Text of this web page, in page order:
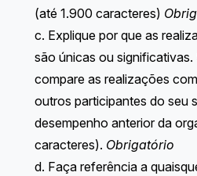
(até 1.900 caracteres)
c. Explique por que as
são únicas ou significativas.
compare as realizações
outros participantes do seu
desempenho anterior da
caracteres). Obrigatório
d. Faça referência a